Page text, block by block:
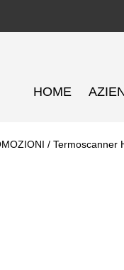
HOME
/ Termoscanner